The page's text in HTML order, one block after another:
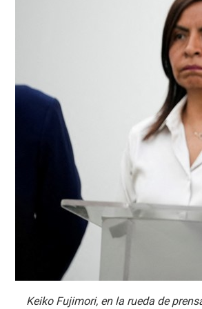
Keiko Fujimori, en la rueda de